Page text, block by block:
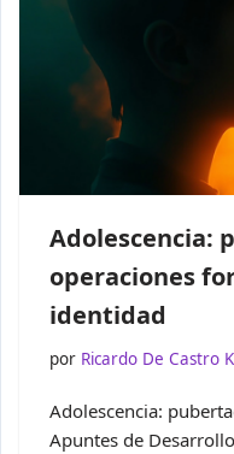
Adolescencia:
operaciones
identidad
por Ricardo De Castro
Adolescencia:
Apuntes de